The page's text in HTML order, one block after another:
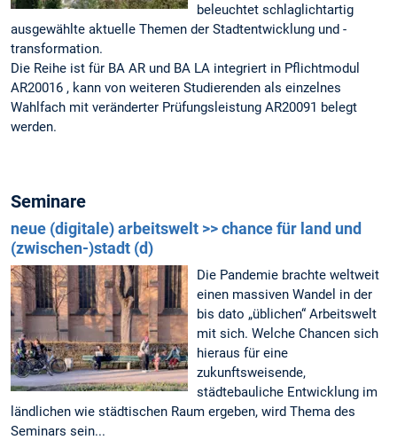
beleuchtet schlaglichtartig
ausgewählte aktuelle Themen der Stadtentwicklung und -
transformation.
Die Reihe ist für BA AR und BA LA integriert in Pflichtmodul
AR20016 , kann von weiteren Studierenden als einzelnes
Wahlfach mit veränderter Prüfungsleistung AR20091 belegt
werden.
Seminare
neue (digitale) arbeitswelt >> chance für land und
(zwischen-)stadt (d)
Die Pandemie brachte weltweit
einen massiven Wandel in der
bis dato „üblichen“ Arbeitswelt
mit sich. Welche Chancen sich
hieraus für eine
zukunftsweisende,
städtebauliche Entwicklung im
ländlichen wie städtischen Raum ergeben, wird Thema des
Seminars sein...